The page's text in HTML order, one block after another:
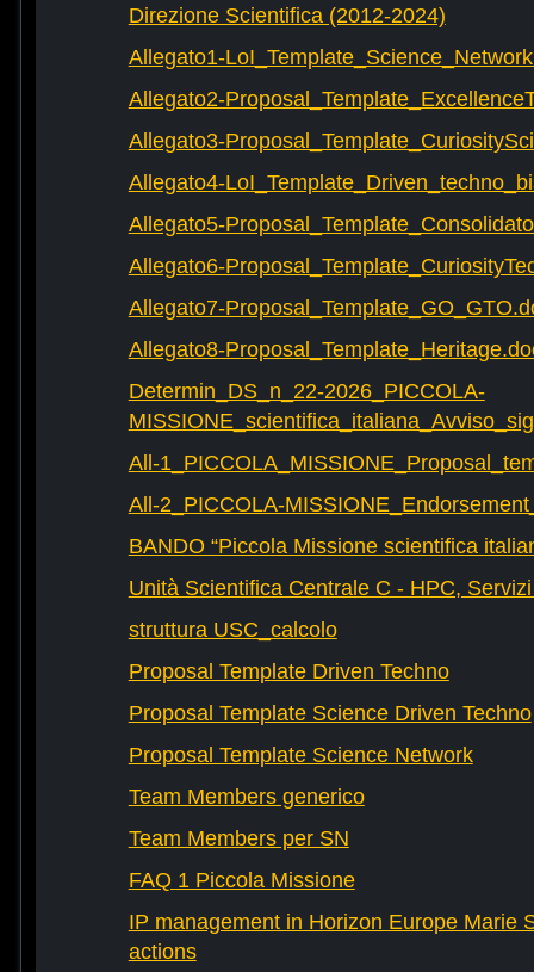
Direzione Scientifica (2012-2024)
Allegato1-
Allegato2-
Allegato3-
Allegato4-
Allegato5-
Allegato6-
Allegato7-
Allegato8-
Determin_DS_n_22-2026_PICCOLA-
All-
All-2_PICCOLA-
BANDO “Piccola Missione scientifica
Unità Scientifica Centrale C - HPC,
struttura USC_calcolo
Proposal Template Driven Techno
Proposal Template Science Driven Techno
Proposal Template Science Network
Team Members generico
Team Members per SN
FAQ 1 Piccola Missione
IP management in Horizon Europe Marie
actions